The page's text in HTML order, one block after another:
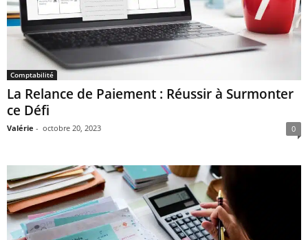
Comptabilité
La Relance de Paiement : Réussir à Surmonter
ce Défi
Valérie - octobre 20, 2023 0